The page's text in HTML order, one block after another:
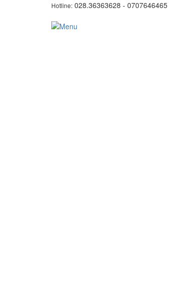
Hotline: 028.36363628 - 0707646465